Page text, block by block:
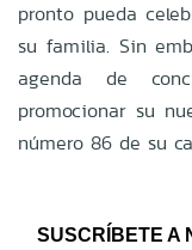
pronto pueda
su familia. Sin
agenda de
promocionar su
número 86 de su
SUSCRÍBETE A